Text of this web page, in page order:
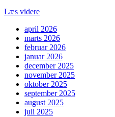
Læs videre
april 2026
marts 2026
februar 2026
januar 2026
december 2025
november 2025
oktober 2025
september 2025
august 2025
juli 2025